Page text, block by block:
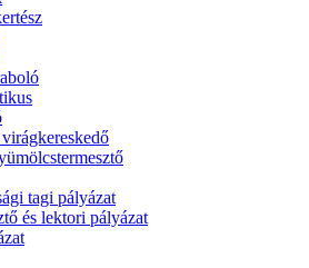
tagi pályázat
és lektori pályázat